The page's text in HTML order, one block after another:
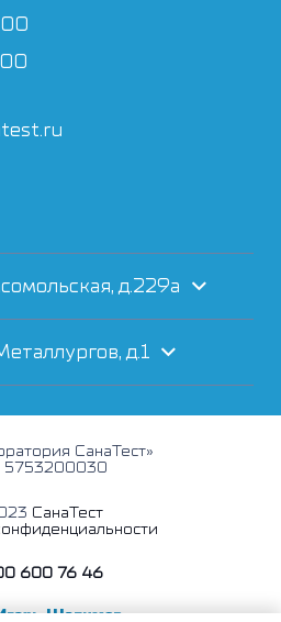
д.229а
д.1
СанаТест»
СанаТест
600 76 46